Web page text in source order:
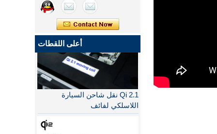
أعلى اللقطات
Qi 2.1 نقل شاحن السيارة
اللاسلكي لفائف